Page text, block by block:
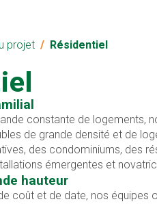
projet Résidentiel
constante de logements,
de grande densité et de
des condominiums, des
émergentes et
hauteur
coût et de date, nos équipes